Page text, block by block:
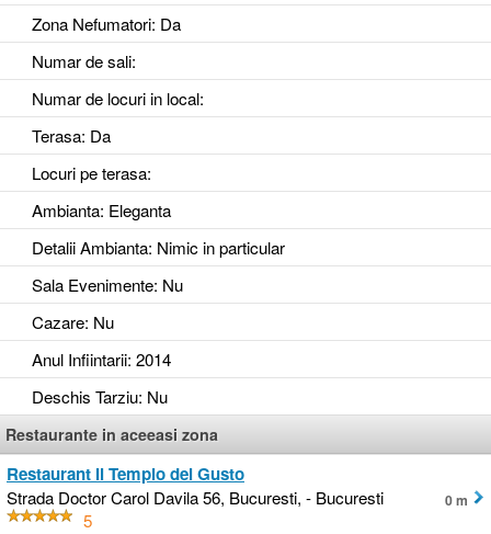
Zona Nefumatori: Da
Numar de sali:
Numar de locuri in local:
Terasa: Da
Locuri pe terasa:
Ambianta: Eleganta
Detalii Ambianta: Nimic in particular
Sala Evenimente: Nu
Cazare: Nu
Anul Infiintarii: 2014
Deschis Tarziu: Nu
Restaurante in aceeasi zona
Restaurant Il Tempio del Gusto
Strada Doctor Carol Davila 56, Bucuresti, - Bucuresti
5
0 m